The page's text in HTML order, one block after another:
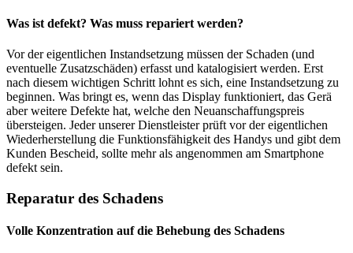
Was ist defekt? Was muss repariert werden?
Vor der eigentlichen Instandsetzung müssen der Schaden (und
eventuelle Zusatzschäden) erfasst und katalogisiert werden. Erst
nach diesem wichtigen Schritt lohnt es sich, eine Instandsetzung zu
beginnen. Was bringt es, wenn das Display funktioniert, das Gerä
aber weitere Defekte hat, welche den Neuanschaffungspreis
übersteigen. Jeder unserer Dienstleister prüft vor der eigentlichen
Wiederherstellung die Funktionsfähigkeit des Handys und gibt dem
Kunden Bescheid, sollte mehr als angenommen am Smartphone
defekt sein.
Reparatur des Schadens
Volle Konzentration auf die Behebung des Schadens